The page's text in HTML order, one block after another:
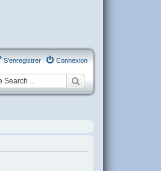
Connexion
S’enregistrer